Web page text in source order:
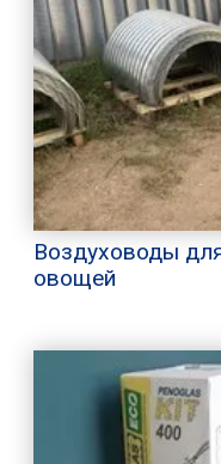
Воздуховоды
овощей